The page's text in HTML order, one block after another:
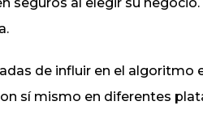
de influir en el algoritmo
sí mismo en diferentes